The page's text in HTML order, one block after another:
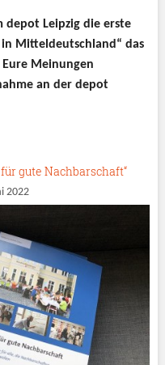
depot Leipzig die erste
Mitteldeutschland“ das
Meinungen
an der depot
gute Nachbarschaft“
2022